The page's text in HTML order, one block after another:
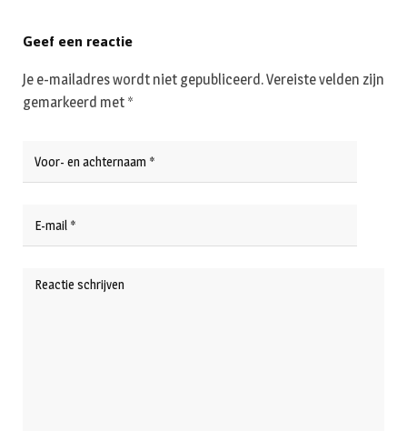
Geef een reactie
Je e-mailadres wordt niet gepubliceerd.Vereiste velden zijn
gemarkeerd met *